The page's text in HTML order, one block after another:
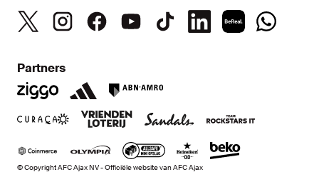
Partners
© Copyright AFC Ajax NV - Officiële website van AFC Ajax